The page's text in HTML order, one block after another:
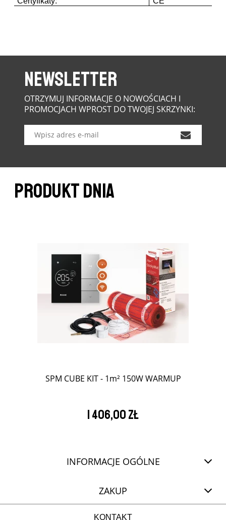
NEWSLETTER
OTRZYMUJ INFORMACJE O NOWOŚCIACH I
PROMOCJACH WPROST DO TWOJEJ SKRZYNKI:
PRODUKT DNIA
SPM CUBE KIT - 1m² 150W WARMUP
1 406,00 zł
INFORMACJE OGÓLNE
ZAKUP
KONTAKT